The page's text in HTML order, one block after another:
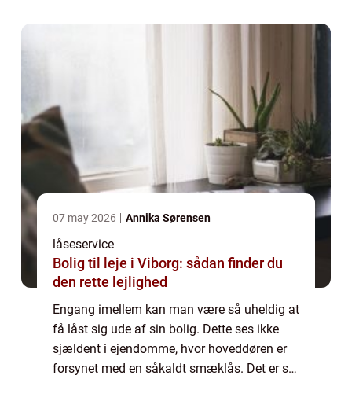
07 may 2026 Annika Sørensen
låseservice
Bolig til leje i Viborg: sådan finder du
den rette lejlighed
Engang imellem kan man være så uheldig at
få låst sig ude af sin bolig. Dette ses ikke
sjældent i ejendomme, hvor hoveddøren er
forsynet med en såkaldt smæklås. Det er så